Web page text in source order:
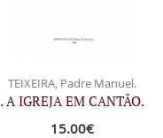
TEIXEIRA, Padre Manuel.
. A IGREJA EM CANTÃO.
15.00€